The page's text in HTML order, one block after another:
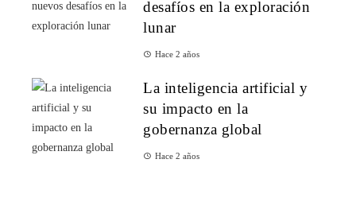
desafíos en la exploración
lunar
Hace 2 años
La inteligencia artificial y
su impacto en la
gobernanza global
Hace 2 años